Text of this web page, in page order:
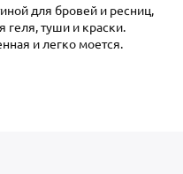
для бровей и ресниц,
геля, туши и краски.
и легко моется.